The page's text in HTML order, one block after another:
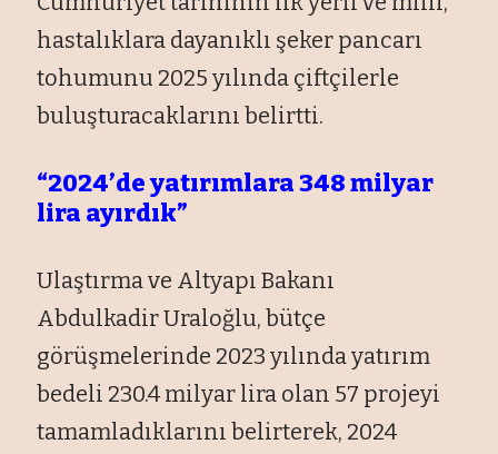
hastalıklara dayanıklı şeker pancarı
tohumunu 2025 yılında çiftçilerle
buluşturacaklarını belirtti.
“2024’de yatırımlara 348 milyar
lira ayırdık”
Ulaştırma ve Altyapı Bakanı
Abdulkadir Uraloğlu, bütçe
görüşmelerinde 2023 yılında yatırım
bedeli 230.4 milyar lira olan 57 projeyi
tamamladıklarını belirterek, 2024